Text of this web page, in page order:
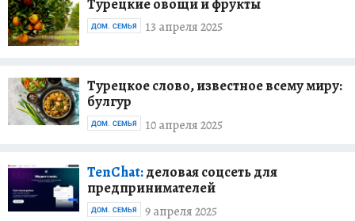
Турецкие овощи и фрукты
13 апреля 2025
ДОМ. СЕМЬЯ
Турецкое слово, известное всему миру:
булгур
10 апреля 2025
ДОМ. СЕМЬЯ
TenChat:деловая соцсеть для
предпринимателей
9 апреля 2025
ДОМ. СЕМЬЯ